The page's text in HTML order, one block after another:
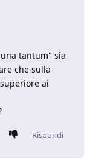
tantum" sia
che sulla
ai
Rispondi